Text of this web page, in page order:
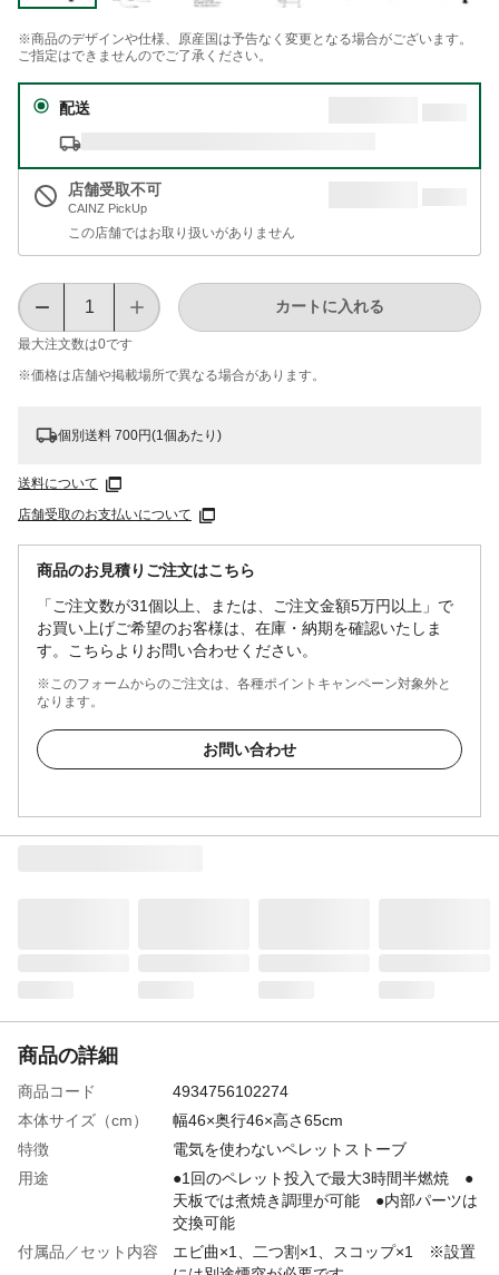
※商品のデザインや仕様、原産国は予告なく変更となる場合がございます。
ご指定はできませんのでご了承ください。
配送
店舗受取不可
CAINZ PickUp
この店舗ではお取り扱いがありません
最大注文数は0です
カートに入れる
※価格は​店舗や​掲載場所で​異なる​場合が​あります。
個別送料 700円(1個あたり)
送料について
店舗受取のお支払いについて
商品のお見積りご注文はこちら
「ご注文数が31個以上、または、ご注文金額5万円以上」で
お買い上げご希望のお客様は、在庫・納期を確認いたしま
す。こちらよりお問い合わせください。
※このフォームからのご注文は、各種ポイントキャンペーン対象外と
なります。
お問い合わせ
商品の詳細
商品コード
4934756102274
本体サイズ（cm）
幅46×奥行46×高さ65cm
特徴
電気を使わないペレットストーブ
用途
●1回のペレット投入で最大3時間半燃焼 ●
天板では煮焼き調理が可能 ●内部パーツは
交換可能
付属品／セット内容
エビ曲×1、二つ割×1、スコップ×1 ※設置